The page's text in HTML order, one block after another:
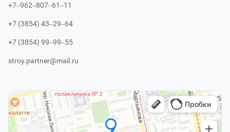
+7‒962‒807‒61‒11
+7 (3854) 43‒29‒64
+7 (3854) 99‒99‒55
stroy.partner@mail.ru